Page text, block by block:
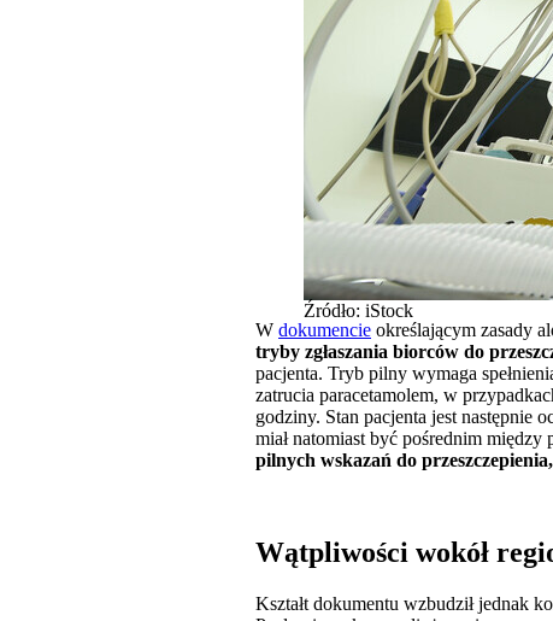
Źródło: iStock
W dokumencie określającym zasady
tryby zgłaszania biorców do
pacjenta. Tryb pilny wymaga
zatrucia paracetamolem, w
godziny. Stan pacjenta jest następnie
miał natomiast być pośrednim
pilnych wskazań do
Wątpliwości wokół
Kształt dokumentu wzbudził jednak